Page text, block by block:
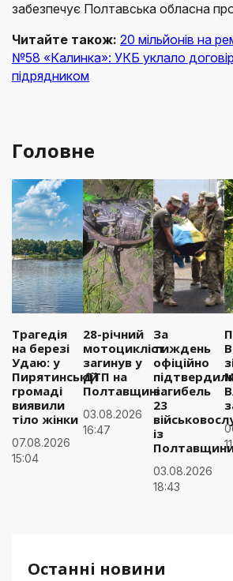
забезпечує Полтавська обласна
Читайте також: 20 мільйонів на
№58 «Калинка»: УКБ уклало
підрядником
Останні новини
Головне
Трагедія
на березі
Удаю: у
Пирятинській
громаді
виявили
тіло жінки
07.08.2026
15:04
28-річний
мотоцикліст
загинув у
ДТП на
Полтавщині
03.08.2026
16:47
За
тиждень
офіційно
загибель
23
із
03.08.2026
18:43